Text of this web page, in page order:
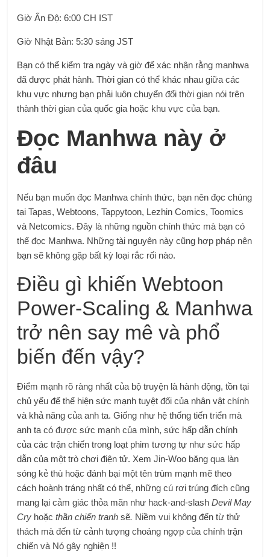
Giờ Ấn Độ: 6:00 CH IST
Giờ Nhật Bản: 5:30 sáng JST
Bạn có thể kiểm tra ngày và giờ để xác nhận rằng manhwa
đã được phát hành. Thời gian có thể khác nhau giữa các
khu vực nhưng bạn phải luôn chuyển đổi thời gian nói trên
thành thời gian của quốc gia hoặc khu vực của bạn.
Đọc Manhwa này ở
đâu
Nếu bạn muốn đọc Manhwa chính thức, bạn nên đọc chúng
tại Tapas, Webtoons, Tappytoon, Lezhin Comics, Toomics
và Netcomics. Đây là những nguồn chính thức mà bạn có
thể đọc Manhwa. Những tài nguyên này cũng hợp pháp nên
bạn sẽ không gặp bất kỳ loại rắc rối nào.
Điều gì khiến Webtoon
Power-Scaling & Manhwa
trở nên say mê và phổ
biến đến vậy?
Điểm mạnh rõ ràng nhất của bộ truyện là hành động, tồn tại
chủ yếu để thể hiện sức mạnh tuyệt đối của nhân vật chính
và khả năng của anh ta. Giống như hệ thống tiến triển mà
anh ta có được sức mạnh của mình, sức hấp dẫn chính
của các trận chiến trong loạt phim tương tự như sức hấp
dẫn của một trò chơi điện tử. Xem Jin-Woo băng qua làn
sóng kẻ thù hoặc đánh bại một tên trùm mạnh mẽ theo
cách hoành tráng nhất có thể, những cú rơi trúng đích cũng
mang lại cảm giác thỏa mãn như hack-and-slashDevil May
Cry hoặcthần chiến tranhsẽ. Niềm vui không đến từ thử
thách mà đến từ cảnh tượng choáng ngợp của chính trận
chiến và Nó gây nghiện !!